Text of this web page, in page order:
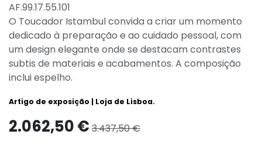
AF.99.17.55.101
O Toucador Istambul convida a criar um momento
dedicado à preparação e ao cuidado pessoal, com
um design elegante onde se destacam contrastes
subtis de materiais e acabamentos. A composição
inclui espelho.
Artigo de exposição | Loja de Lisboa.
2.062,50€ 3.437,50€